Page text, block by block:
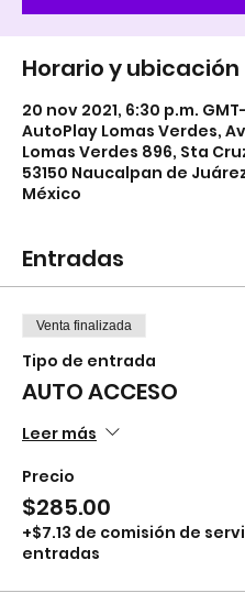
Horario y ubicación
20 nov 2021, 6:30 p.m.
AutoPlay Lomas Verdes,
Lomas Verdes 896, Sta
53150 Naucalpan de
México
Entradas
Venta finalizada
Tipo de entrada
AUTO ACCESO
Leer más
Precio
$285.00
+$7.13 de comisión de
entradas